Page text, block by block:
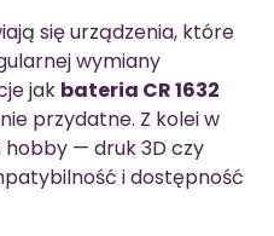
się urządzenia, które
wymiany
jak bateria CR 1632
przydatne. Z kolei w
— druk 3D czy
i dostępność